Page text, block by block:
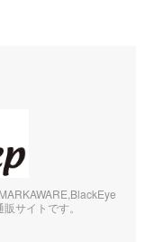
サイトです。